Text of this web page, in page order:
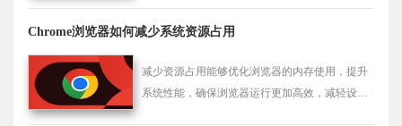
Chrome浏览器如何减少系统资源占用
减少资源占用能够优化浏览器的内存使用，提升
系统性能，确保浏览器运行更加高效，减轻设备